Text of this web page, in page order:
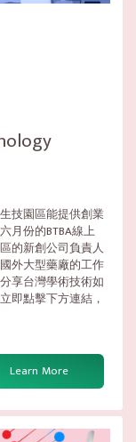
技園區能提供創業
月份的BTBA線上
的新創公司負責人
外大型藥廠的工作
享台灣學術技術如
即點擊下方連結，
Learn More